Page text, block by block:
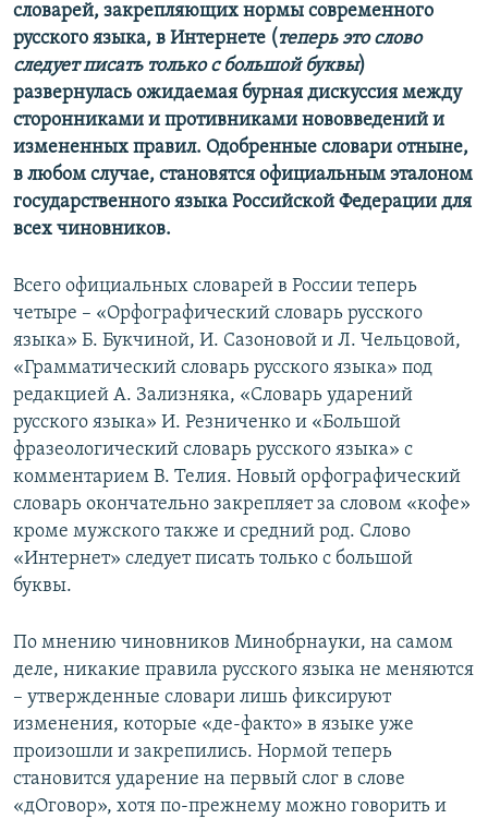
словарей, закрепляющих нормы современного
русского языка, в Интернете (теперь это слово
следует писать только с большой буквы)
развернулась ожидаемая бурная дискуссия между
сторонниками и противниками нововведений и
измененных правил. Одобренные словари отныне,
в любом случае, становятся официальным эталоном
государственного языка Российской Федерации для
всех чиновников.
Всего официальных словарей в России теперь
четыре – «Орфографический словарь русского
языка» Б. Букчиной, И. Сазоновой и Л. Чельцовой,
«Грамматический словарь русского языка» под
редакцией А. Зализняка, «Словарь ударений
русского языка» И. Резниченко и «Большой
фразеологический словарь русского языка» с
комментарием В. Телия. Новый орфографический
словарь окончательно закрепляет за словом «кофе»
кроме мужского также и средний род. Слово
«Интернет» следует писать только с большой
буквы.
По мнению чиновников Минобрнауки, на самом
деле, никакие правила русского языка не меняются
– утвержденные словари лишь фиксируют
изменения, которые «де-факто» в языке уже
произошли и закрепились. Нормой теперь
становится ударение на первый слог в слове
«дОговор», хотя по-прежнему можно говорить и